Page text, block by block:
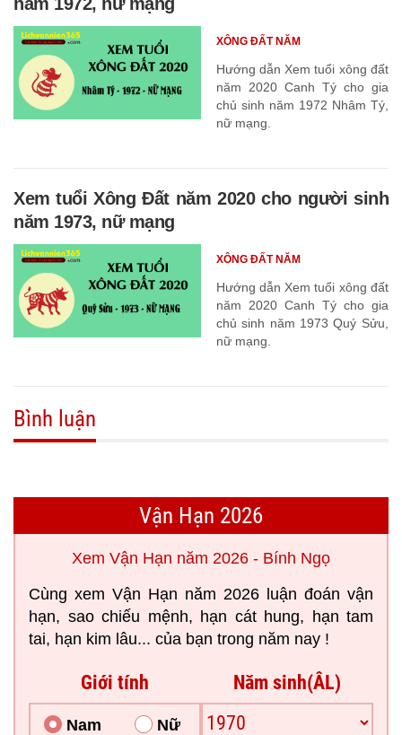
Hướng dẫn Xem tuổi xông đất
năm 2020 Canh Tý cho gia
chủ sinh năm 1972 Nhâm Tý,
nữ mạng.
XÔNG ĐẤT NĂM
Xem tuổi Xông Đất năm 2020 cho người sinh
năm 1973, nữ mạng
Hướng dẫn Xem tuổi xông đất
năm 2020 Canh Tý cho gia
chủ sinh năm 1973 Quý Sửu,
nữ mạng.
XÔNG ĐẤT NĂM
Bình luận
Vận Hạn 2026
Xem Vận Hạn năm 2026 - Bính Ngọ
Cùng xem Vận Hạn năm 2026 luận đoán vận
hạn, sao chiếu mệnh, hạn cát hung, hạn tam
tai, hạn kim lâu... của bạn trong năm nay !
Giới tính
Nam Nữ
Năm sinh(ÂL)